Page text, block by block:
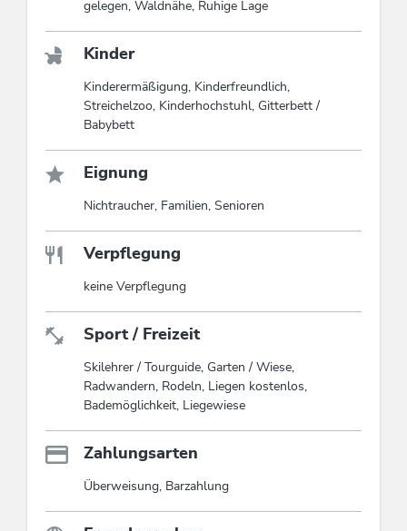
gelegen, Waldnähe, Ruhige Lage
Kinder
Kinderermäßigung, Kinderfreundlich,
Streichelzoo, Kinderhochstuhl, Gitterbett /
Babybett
Eignung
Nichtraucher, Familien, Senioren
Verpflegung
keine Verpflegung
Sport / Freizeit
Skilehrer / Tourguide, Garten / Wiese,
Radwandern, Rodeln, Liegen kostenlos,
Bademöglichkeit, Liegewiese
Zahlungsarten
Überweisung, Barzahlung